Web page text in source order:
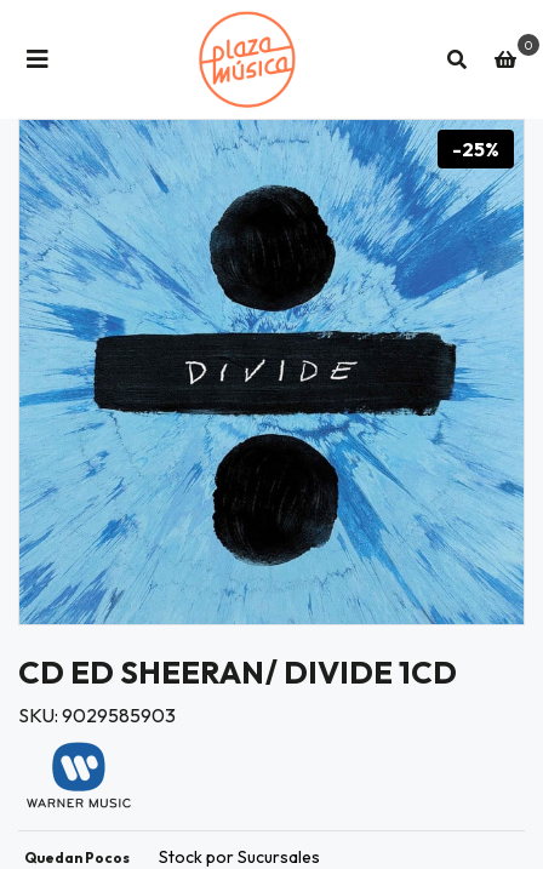
0
-25%
CD ED SHEERAN/ DIVIDE 1CD
SKU: 9029585903
Quedan Pocos Stock por Sucursales